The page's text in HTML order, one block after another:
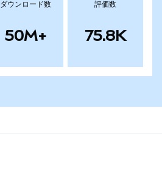
ダウンロード数
50M+
評価数
75.8K